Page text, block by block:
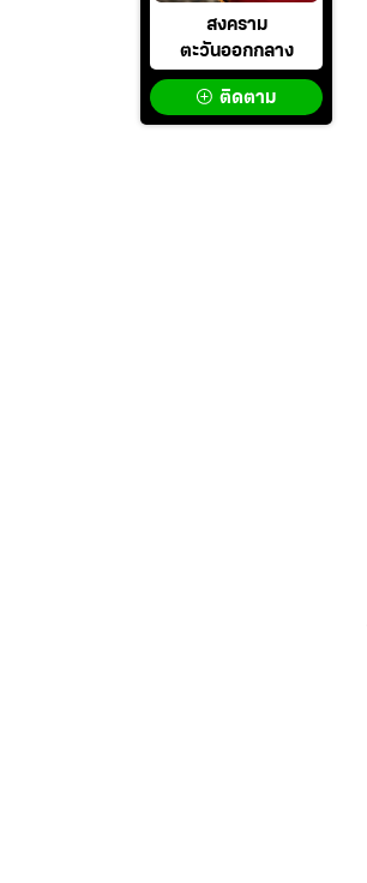
สงคราม
ตะวันออกกลาง
ติดตาม